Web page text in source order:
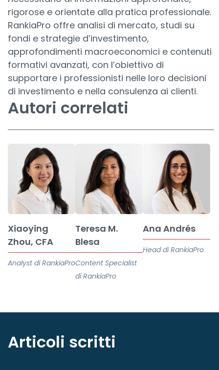
rigorose e orientate alla pratica professionale.
RankiaPro offre analisi di mercato, studi su
fondi e strategie d’investimento,
approfondimenti macroeconomici e contenuti
formativi avanzati, con l’obiettivo di
supportare i professionisti nelle loro decisioni
di investimento e nella consulenza ai clienti.
Autori correlati
Xiaoying
Zhou, CFA
Analyst di RankiaPro
Teresa M.
Blesa
Content Specialist
di RankiaPro
Ana Andrés
Head di RankiaPro
Articoli scritti